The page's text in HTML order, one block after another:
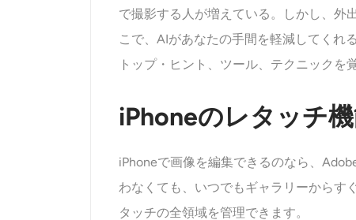
で撮影する人が増えている。しかし、外
こで、AIがあなたの手間を軽減してくれ
トップ・ヒント、ツール、テクニックを
iPhoneのレタッチ機
iPhoneで画像を編集できるのなら、
わなくても、いつでもギャラリーからす
タッチの全領域を管理できます。